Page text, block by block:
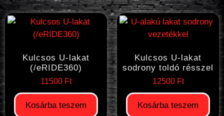
Kulcsos U-lakat
(/eRIDE360)
11500 Ft
Kosárba teszem
Kulcsos U-lakat
sodrony toldó résszel
12500 Ft
Kosárba teszem